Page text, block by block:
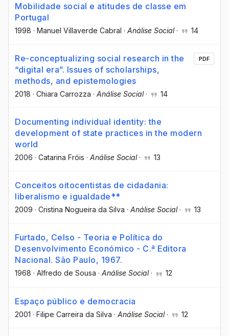
Mobilidade social e atitudes de classe em
Portugal
1998 · Manuel Villaverde Cabral · Análise Social· 14
Re-conceptualizing social research in the
“digital era”. Issues of scholarships,
methods, and epistemologies
2018 · Chiara Carrozza · Análise Social· 14
PDF
Documenting individual identity: the
development of state practices in the modern
world
2006 · Catarina Fróis · Análise Social· 13
Conceitos oitocentistas de cidadania:
liberalismo e igualdade**
2009 · Cristina Nogueira da Silva · Análise Social· 13
Furtado, Celso - Teoria e Política do
Desenvolvimento Económico - C.ª Editora
Nacional. São Paulo, 1967.
1968 · Alfredo de Sousa · Análise Social· 12
Espaço público e democracia
2001 · Filipe Carreira da Silva · Análise Social· 12